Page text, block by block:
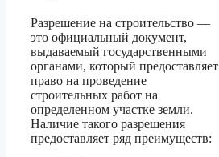
Разрешение на строительство —
это официальный документ,
выдаваемый государственными
органами, который предоставляет
право на проведение
строительных работ на
определенном участке земли.
Наличие такого разрешения
предоставляет ряд преимуществ: